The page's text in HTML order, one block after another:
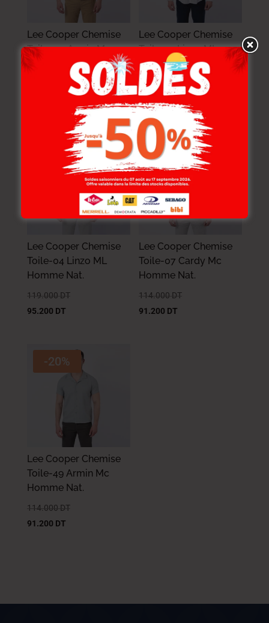
Lee Cooper Chemise
Toile-00 Armin Mc
Homme Nat.
Lee Cooper Chemise
Toile-01 Linzo ML
Homme Nat.
119.000DT
95.200DT
-20%
Lee Cooper Chemise
Toile-04 Linzo ML
Homme Nat.
119.000 DT
95.200 DT
-20%
Lee Cooper Chemise
Toile-07 Cardy Mc
Homme Nat.
114.000 DT
91.200 DT
-20%
Lee Cooper Chemise
Toile-49 Armin Mc
Homme Nat.
114.000 DT
91.200 DT